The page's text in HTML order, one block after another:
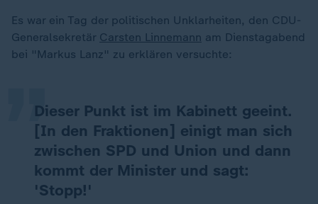
Es war ein Tag der politischen Unklarheiten, den CDU-
Generalsekretär Carsten Linnemann am Dienstagabend
bei "Markus Lanz" zu erklären versuchte:
Dieser Punkt ist im Kabinett geeint.
[In den Fraktionen] einigt man sich
zwischen SPD und Union und dann
kommt der Minister und sagt:
'Stopp!'
„